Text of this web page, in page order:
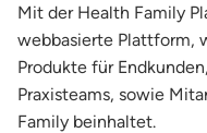
Mit der Health Family
webbasierte Plattform,
Produkte für
Praxisteams, sowie
Family beinhaltet.